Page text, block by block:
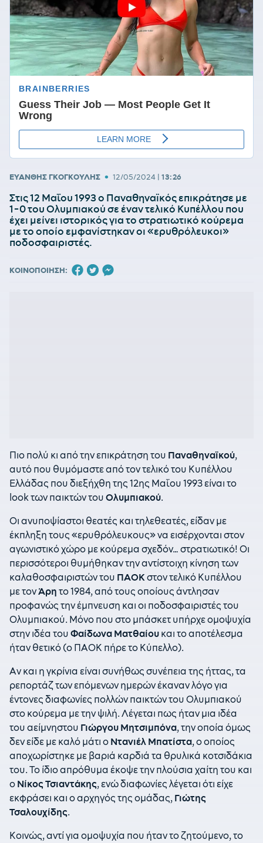
ΕΥΑΝΘΗΣ ΓΚΟΓΚΟΥΛΗΣ • 12/05/2024 | 13:26
Στις 12 Μαΐου 1993 ο Παναθηναϊκός επικράτησε με
1-0 του Ολυμπιακού σε έναν τελικό Κυπέλλου που
έχει μείνει ιστορικός για το στρατιωτικό κούρεμα
με το οποίο εμφανίστηκαν οι «ερυθρόλευκοι»
ποδοσφαιριστές.
ΚΟΙΝΟΠΟΙΗΣΗ:
Πιο πολύ κι από την επικράτηση του Παναθηναϊκού,
αυτό που θυμόμαστε από τον τελικό του Κυπέλλου
Ελλάδας που διεξήχθη της 12ης Μαΐου 1993 είναι το
look των παικτών του Ολυμπιακού.
Οι ανυποψίαστοι θεατές και τηλεθεατές, είδαν με
έκπληξη τους «ερυθρόλευκους» να εισέρχονται στον
αγωνιστικό χώρο με κούρεμα σχεδόν… στρατιωτικό! Οι
περισσότεροι θυμήθηκαν την αντίστοιχη κίνηση των
καλαθοσφαιριστών του ΠΑΟΚστον τελικό Κυπέλλου
με τονΆρη το 1984, από τους οποίους άντλησαν
προφανώς την έμπνευση και οι ποδοσφαιριστές του
Ολυμπιακού. Μόνο που στο μπάσκετ υπήρχε ομοψυχία
στην ιδέα του Φαίδωνα Ματθαίου και το αποτέλεσμα
ήταν θετικό (ο ΠΑΟΚ πήρε το Κύπελλο).
Αν και η γκρίνια είναι συνήθως συνέπεια της ήττας, τα
ρεπορτάζ των επόμενων ημερών έκαναν λόγο για
έντονες διαφωνίες πολλών παικτών του Ολυμπιακού
στο κούρεμα με την ψιλή. Λέγεται πως ήταν μια ιδέα
του αείμνηστου Γιώργου Μητσιμπόνα, την οποία όμως
δεν είδε με καλό μάτι ο Ντανιέλ Μπατίστα, ο οποίος
αποχωρίστηκε με βαριά καρδιά τα θρυλικά κοτσιδάκια
του. Το ίδιο απρόθυμα έκοψε την πλούσια χαίτη του και
ο Νίκος Τσιαντάκης, ενώ διαφωνίες λέγεται ότι είχε
εκφράσει και ο αρχηγός της ομάδας, Γιώτης
Τσαλουχίδης.
Κοινώς, αντί για ομοψυχία που ήταν το ζητούμενο, το